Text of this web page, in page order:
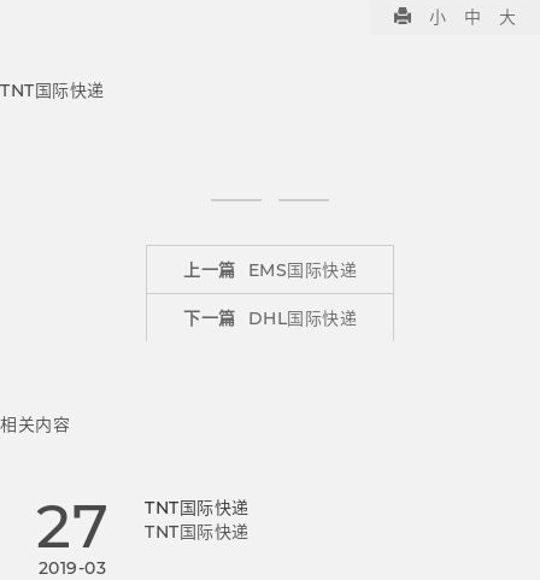
小 中 大
TNT国际快递
上一篇 EMS国际快递
下一篇 DHL国际快递
相关内容
27
2019-03
TNT国际快递
TNT国际快递